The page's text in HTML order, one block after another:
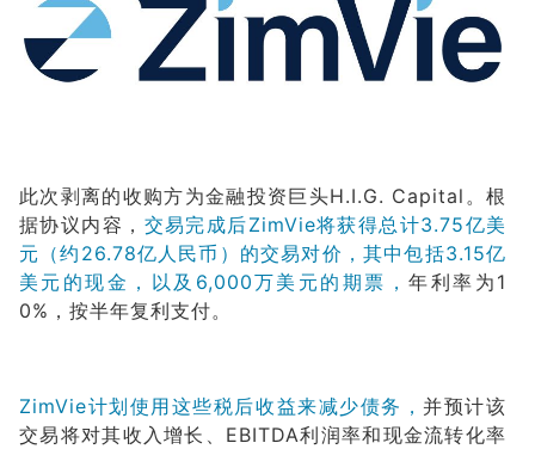
此次剥离的收购方为金融投资巨头H.I.G. Capital。根
据协议内容， 交易完成后ZimVie将获得总计3.75亿美
元（约26.78亿人民币）的交易对价，其中包括3.15亿
美元的现金，以及6,000万美元的期票，年利率为1
0%，按半年复利支付。
ZimVie计划使用这些税后收益来减少债务，并预计该
交易将对其收入增长、EBITDA利润率和现金流转化率